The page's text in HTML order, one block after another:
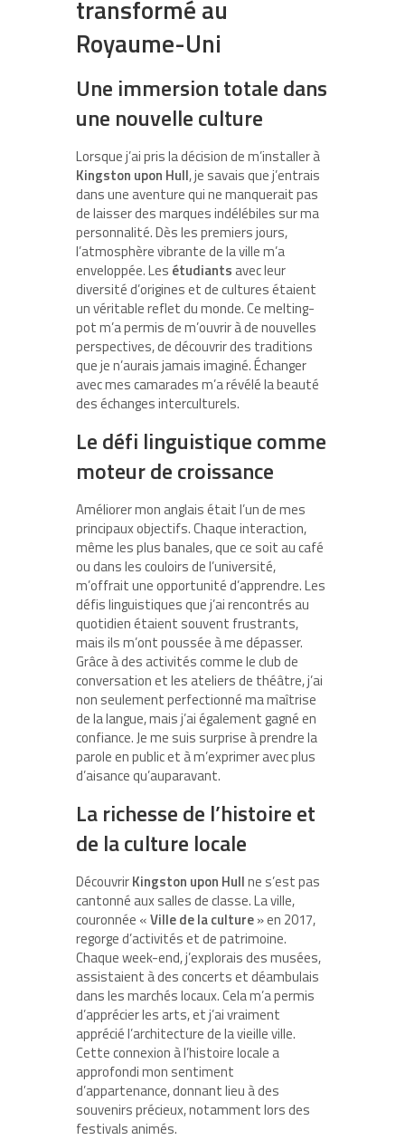
transformé au
Royaume-Uni
Une immersion totale dans
une nouvelle culture
Lorsque j’ai pris la décision de m’installer à
Kingston upon Hull, je savais que j’entrais
dans une aventure qui ne manquerait pas
de laisser des marques indélébiles sur ma
personnalité. Dès les premiers jours,
l’atmosphère vibrante de la ville m’a
enveloppée. Les étudiants avec leur
diversité d’origines et de cultures étaient
un véritable reflet du monde. Ce melting-
pot m’a permis de m’ouvrir à de nouvelles
perspectives, de découvrir des traditions
que je n’aurais jamais imaginé. Échanger
avec mes camarades m’a révélé la beauté
des échanges interculturels.
Le défi linguistique comme
moteur de croissance
Améliorer mon anglais était l’un de mes
principaux objectifs. Chaque interaction,
même les plus banales, que ce soit au café
ou dans les couloirs de l’université,
m’offrait une opportunité d’apprendre. Les
défis linguistiques que j’ai rencontrés au
quotidien étaient souvent frustrants,
mais ils m’ont poussée à me dépasser.
Grâce à des activités comme le club de
conversation et les ateliers de théâtre, j’ai
non seulement perfectionné ma maîtrise
de la langue, mais j’ai également gagné en
confiance. Je me suis surprise à prendre la
parole en public et à m’exprimer avec plus
d’aisance qu’auparavant.
La richesse de l’histoire et
de la culture locale
DécouvrirKingston upon Hullne s’est pas
cantonné aux salles de classe. La ville,
couronnée «Ville de la culture» en 2017,
regorge d’activités et de patrimoine.
Chaque week-end, j’explorais des musées,
assistaient à des concerts et déambulais
dans les marchés locaux. Cela m’a permis
d’apprécier les arts, et j’ai vraiment
apprécié l’architecture de la vieille ville.
Cette connexion à l’histoire locale a
approfondi mon sentiment
d’appartenance, donnant lieu à des
souvenirs précieux, notamment lors des
festivals animés.